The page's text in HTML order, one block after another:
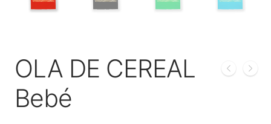
OLA DE CEREAL
Bebé